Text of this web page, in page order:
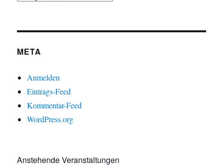
META
Anmelden
Eintrags-Feed
Kommentar-Feed
WordPress.org
Anstehende Veranstaltungen